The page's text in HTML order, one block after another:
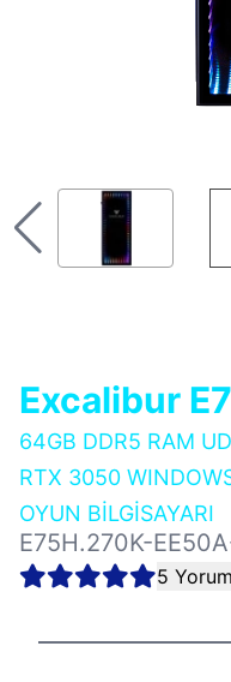
Excalibur
64GB DDR5 RAM
RTX 3050
OYUN BİLGİSAYARI
E75H.270K-
5 Yorum